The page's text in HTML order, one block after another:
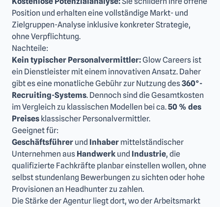
Position und erhalten eine vollständige Markt- und
Zielgruppen-Analyse inklusive konkreter Strategie,
ohne Verpflichtung.
Nachteile:
Kein typischer Personalvermittler:Glow Careers ist
ein Dienstleister mit einem innovativen Ansatz. Daher
gibt es eine monatliche Gebühr zur Nutzung des360°-
Recruiting-Systems. Dennoch sind die Gesamtkosten
im Vergleich zu klassischen Modellen bei ca.50 % des
Preises klassischer Personalvermittler.
Geeignet für:
Geschäftsführer und Inhaber mittelständischer
Unternehmen aus Handwerk und Industrie, die
qualifizierte Fachkräfte planbar einstellen wollen, ohne
selbst stundenlang Bewerbungen zu sichten oder hohe
Provisionen an Headhunter zu zahlen.
Die Stärke der Agentur liegt dort, wo der Arbeitsmarkt